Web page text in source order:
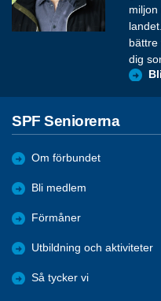
bättre
dig
SPF Seniorerna
Om förbundet
Bli medlem
Förmåner
Utbildning och aktiviteter
Så tycker vi